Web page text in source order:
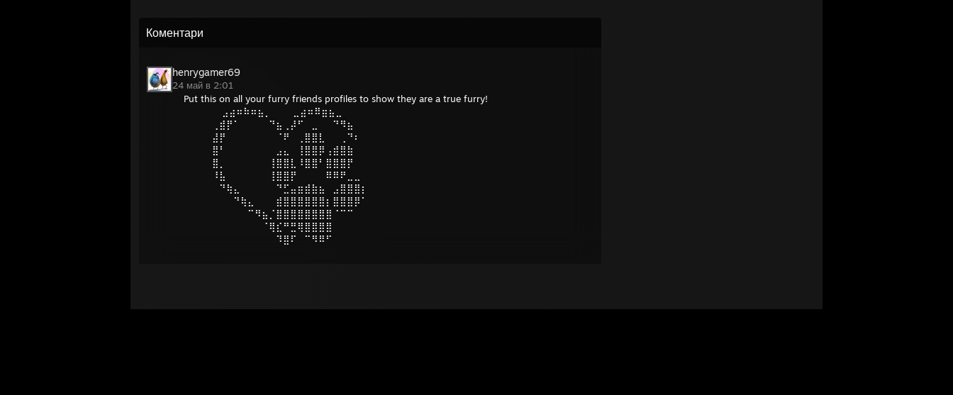
Коментари
henrygamer69
24 май в 2:01
Put this on all your furry friends profiles to show they are a true furry!
⠀⠀⠀⠀ ⠀⣠⣴⠶⠷⠶⣦⡀⠀⠀⠀⣀⣴⠶⠿⣶⣦⣀
⠀⠀⠀⠀⢀⣾⡟⠁⠀⠀⠀⠀⠙⣦⢀⡼⠋⠀⣀⠀⠀⠙⠻⣦
⠀⠀⠀⠀⣼⡟⠀⠀⠀⠀⠀⠀⠀⠈⠟⠀⢀⣿⣿⣇⠀⠀⢀⠙⠆
⠀⠀⠀⠀⣿⠃⠀⠀⠀⠀⠀⠀⠀⣠⣄⠀⢸⣿⣿⡿⢠⣾⣿⣷
⠀⠀⠀⠀⣿⡀⠀⠀⠀⠀⠀⠀⢸⣿⣿⣇⠸⣿⣿⠃⣿⣿⣿⡟
⠀⠀⠀⠀⠸⣧⠀⠀⠀⠀⠀⠀⢸⣿⣿⡟⠀⠀⠀⠀⠿⠿⠟⣀⣀
⠀⠀⠀⠀⠀⠙⢷⣄⠀⠀⠀⠀⠀⠙⣋⣤⣶⣾⣷⣦⠀⣠⣿⣿⣿⡆
⠀⠀⠀⠀⠀⠀⠀⠙⢷⣄⠀⠀⠀⣾⣿⣿⣿⣿⣿⣿⡆⣿⣿⣿⡿⠁
⠀⠀⠀⠀⠀⠀⠀⠀⠀⠉⠻⣦⡈⣿⣿⣿⣿⣿⣿⣿⣿⠈⠉⠉
⠀⠀⠀⠀⠀⠀⠀⠀⠀⠀⠀⠈⢿⣎⠛⣛⢿⣿⣿⣿⣿
⠀⠀⠀⠀⠀⠀⠀⠀⠀⠀⠀⠀⠀⠹⣿⠏⠀⠉⠻⠿⠋